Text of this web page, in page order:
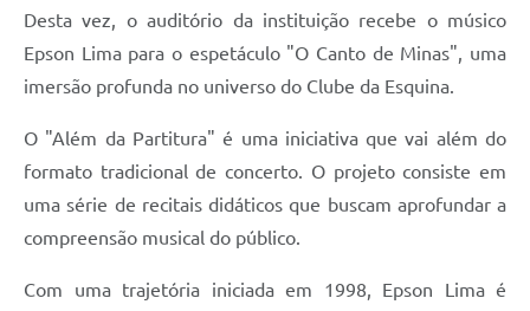
3º Jornada Empreendedora BQ
Festival Gastronômico
Plano Municipal de Saneamento Básico
Regularização de bairros
Desta vez, o auditório da instituição recebe o músico
Epson Lima para o espetáculo "O Canto de Minas", uma
imersão profunda no universo do Clube da Esquina.
O "Além da Partitura" é uma iniciativa que vai além do
formato tradicional de concerto. O projeto consiste em
uma série de recitais didáticos que buscam aprofundar a
compreensão musical do público.
Com uma trajetória iniciada em 1998, Epson Lima é